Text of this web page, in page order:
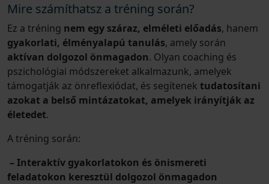
Mire számíthatsz a tréning során?
Ez a tréning nem egy száraz, elméleti előadás, hanem
gyakorlati, élményalapú tanulás, amely során
aktívan dolgozol önmagadon. Olyan coaching és
pszichológiai módszereket alkalmazunk, amelyek
támogatják az önreflexiódat, és segítenek tudatosítani
azokat a belső mintázatokat, amelyek irányítják az
életedet.
A tréning során:
– Interaktív gyakorlatokon és önismereti
feladatokon keresztül dolgozol önmagadon